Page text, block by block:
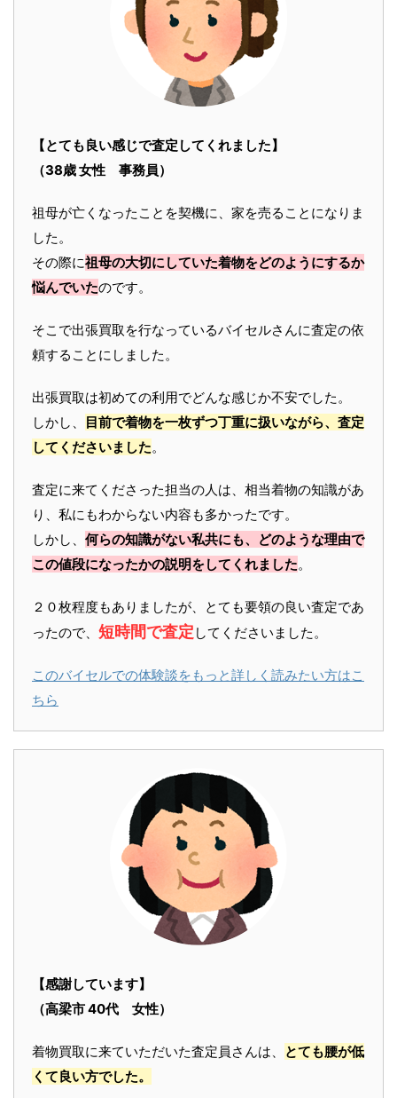
【とても良い感じで査定してくれました】
（38歳 女性 事務員）
祖母が亡くなったことを契機に、家を売ることになりま
した。
その際に祖母の大切にしていた着物をどのようにするか
悩んでいたのです。
そこで出張買取を行なっているバイセルさんに査定の依
頼することにしました。
出張買取は初めての利用でどんな感じか不安でした。
しかし、
目前で着物を一枚ずつ丁重に扱いながら、査定
してくださいました。
査定に来てくださった担当の人は、相当着物の知識があ
り、私にもわからない内容も多かったです。
しかし、 何らの知識がない私共にも、どのような理由で
この値段になったかの説明をしてくれました。
２０枚程度もありましたが、とても要領の良い査定であ
ったので、 短時間で査定 してくださいました。
このバイセルでの体験談をもっと詳しく読みたい方はこ
ちら
【感謝しています】
（高梁市 40代 女性）
着物買取に来ていただいた査定員さんは、
とても腰が低
くて良い方でした。